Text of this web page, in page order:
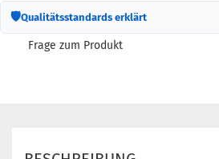
🛡Qualitätsstandards erklärt
Frage zum Produkt